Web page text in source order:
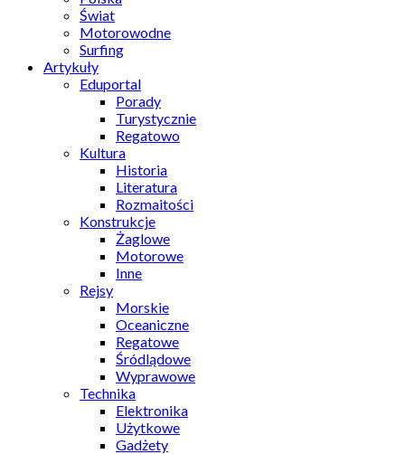
Świat
Motorowodne
Surfing
Artykuły
Eduportal
Porady
Turystycznie
Regatowo
Kultura
Historia
Literatura
Rozmaitości
Konstrukcje
Żaglowe
Motorowe
Inne
Rejsy
Morskie
Oceaniczne
Regatowe
Śródlądowe
Wyprawowe
Technika
Elektronika
Użytkowe
Gadżety